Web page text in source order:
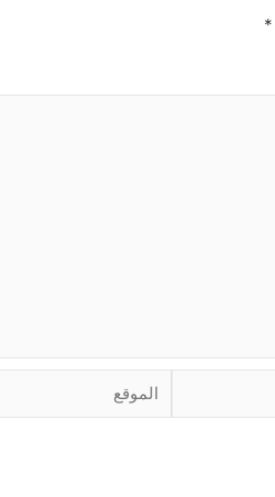
*
الموقع